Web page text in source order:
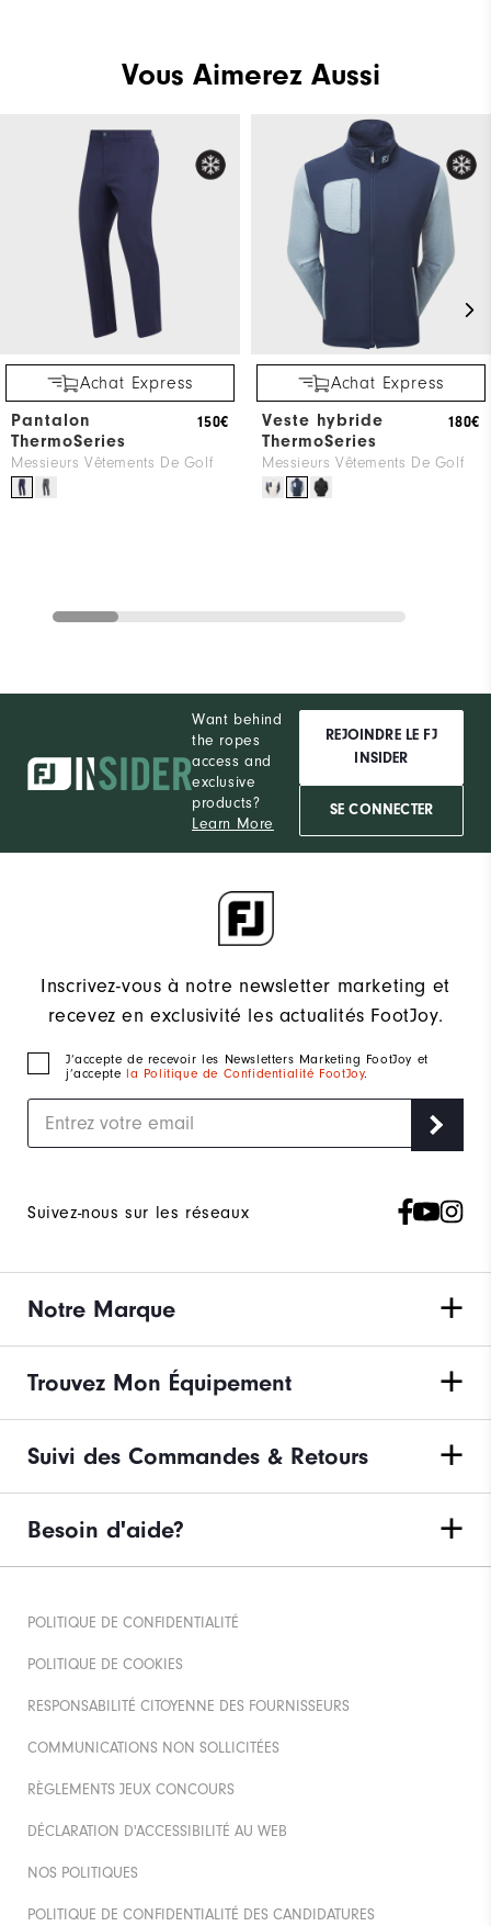
Vous Aimerez Aussi
Achat Express
Pantalon
ThermoSeries
Messieurs Vêtements De Golf
150€
Achat Express
Veste hybride
ThermoSeries
Messieurs Vêtements De Golf
180€
Want behind
the ropes
access and
exclusive
products?
Learn More
REJOINDRE LE FJ
INSIDER
SE CONNECTER
Inscrivez-vous à notre newsletter marketing et
recevez en exclusivité les actualités FootJoy.
J‘accepte de recevoir les Newsletters Marketing FootJoy et
j’accepte la Politique de Confidentialité FootJoy.
Suivez-nous sur les réseaux
Notre Marque
Trouvez Mon Équipement
Suivi des Commandes & Retours
Besoin d'aide?
POLITIQUE DE CONFIDENTIALITÉ
POLITIQUE DE COOKIES
RESPONSABILITÉ CITOYENNE DES FOURNISSEURS
COMMUNICATIONS NON SOLLICITÉES
RÈGLEMENTS JEUX CONCOURS
DÉCLARATION D'ACCESSIBILITÉ AU WEB
NOS POLITIQUES
POLITIQUE DE CONFIDENTIALITÉ DES CANDIDATURES